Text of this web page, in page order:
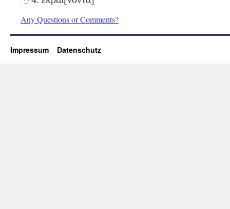
Any Questions or Comments?
Impressum Datenschutz